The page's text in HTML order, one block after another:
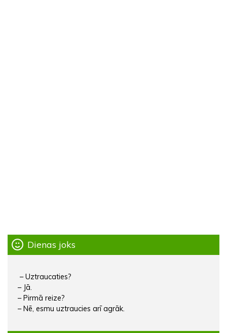
Dienas joks
– Uztraucaties?
– Jā.
– Pirmā reize?
– Nē, esmu uztraucies arī agrāk.